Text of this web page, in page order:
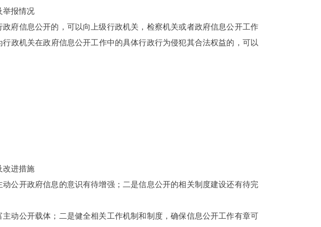
举报情况
府信息公开的，可以向上级行政机关，检察机关或者政府信息公开工作
政机关在政府信息公开工作中的具体行政行为侵犯其合法权益的，可以
改进措施
公开政府信息的意识有待增强；二是信息公开的相关制度建设还有待完
动公开载体；二是健全相关工作机制和制度，确保信息公开工作有章可